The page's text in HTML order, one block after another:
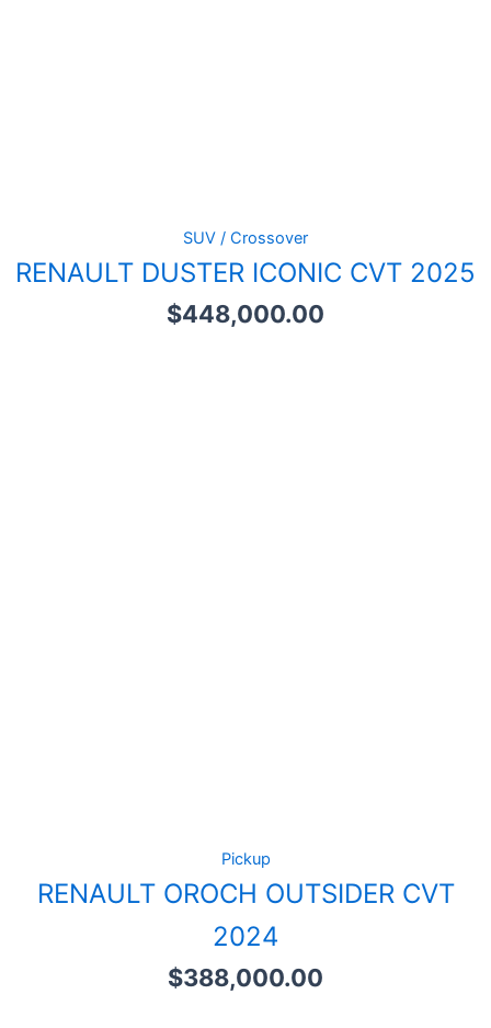
SUV / Crossover
RENAULT DUSTER ICONIC CVT 2025
$448,000.00
Pickup
RENAULT OROCH OUTSIDER CVT
2024
$388,000.00